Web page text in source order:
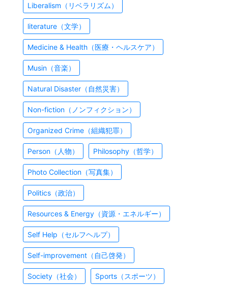
Liberalism（リベラリズム）
literature（文学）
Medicine & Health（医療・ヘルスケア）
Musin（音楽）
Natural Disaster（自然災害）
Non-fiction（ノンフィクション）
Organized Crime（組織犯罪）
Person（人物） Philosophy（哲学）
Photo Collection（写真集）
Politics（政治）
Resources & Energy（資源・エネルギー）
Self Help（セルフヘルプ）
Self-improvement（自己啓発）
Society（社会） Sports（スポーツ）